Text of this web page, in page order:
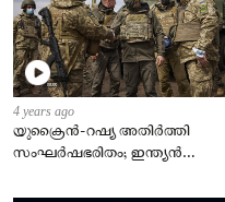
4 years ago
യുക്രൈന്‍-റഷ്യ അതിർത്തി
സംഘർഷഭരിതം; ഇന്ത്യന്‍